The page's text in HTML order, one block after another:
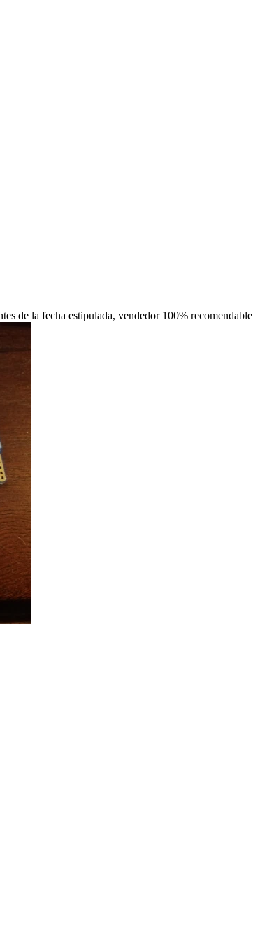
de la fecha estipulada, vendedor 100% recomendable